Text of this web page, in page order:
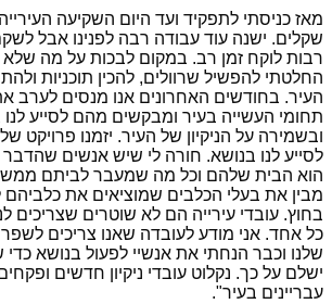
מאז כניסתי לתפקיד ועד היום השקיעה העירייה
שקלים. ישנה עוד עבודה רבה לפנינו אבל
רבות לוקח זמן רב. במקום לבכות על מה
החלטתי להפשיל שרוולים, להכין תוכניות
העיר. בחודשים האחרונים אנו מנסים לערב
תחומי העשייה בעיר ומבקשים מהם לסייע לנו
ובשמירה על הניקיון של העיר. יזמנו פרויקט
לסייע לנו בנושא. חורה לי שיש אנשים שהדבר
הוא הבית שלהם וכל מה שמעבר לביתם ממש
מבין את בעלי הכלבים שמוציאים את
בחוץ. עובדי עירייה הם לא שוטרים שצריכים
כל אחד. אני מודע לעובדה שאנו צריכים
שלנו וכבר הנחתי את אנשיי לפעול בנושא
ישלם על כך. נקלוט עובדי ניקיון חדשים
עבריינים בעיר".